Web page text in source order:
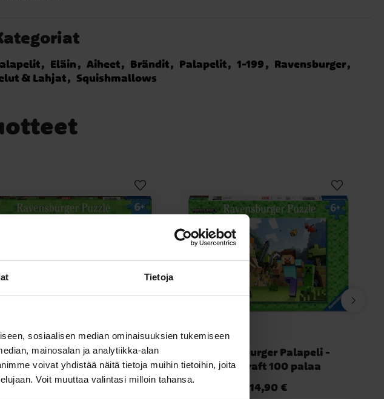
Tietoja
sosiaalisen median ominaisuuksien tukemiseen
mainosalan ja analytiikka-alan
voivat yhdistää näitä tietoja muihin tietoihin, joita
Voit muuttaa valintasi milloin tahansa.
Eläin Aiheet Brändit Palapelit 1-199
Ravensburger
& Lahjat
Squishmallows
Minecraft Palapeli
- Hirviöt 100 palaa
Hinta:14,90 €
14,90 €
Ravensburger Palapeli -
Minecraft 100 palaa
Hinta:14,90 €
14,90 €